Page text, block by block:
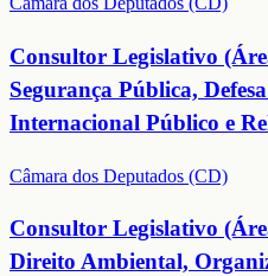
Consultor Legislativo
Segurança Pública,
Internacional Público e
Câmara dos Deputados (CD)
Consultor Legislativo
Direito Ambiental,